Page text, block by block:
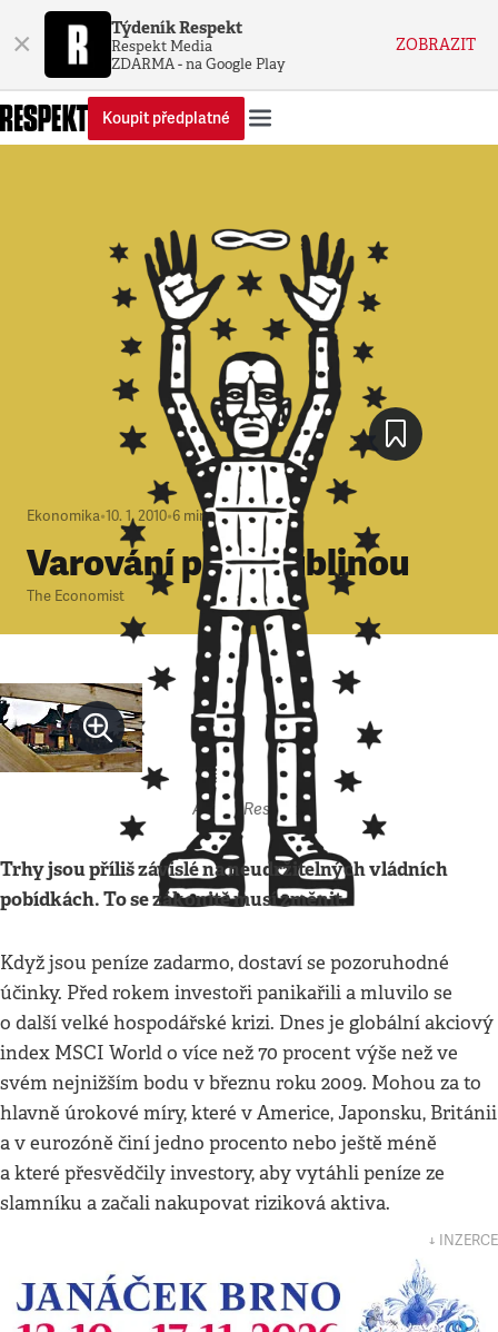
× Týdeník Respekt
Respekt Media
ZDARMA - na Google Play
ZOBRAZIT
Koupit předplatné
Ekonomika•10. 1. 2010•6 minut
Varování před bublinou
The Economist
Autor: Respekt
Trhy jsou příliš závislé na neudržitelných vládních
pobídkách. To se zákonitě musí změnit.
Když jsou peníze zadarmo, dostaví se pozoruhodné
účinky. Před rokem investoři panikařili a mluvilo se
o další velké hospodářské krizi. Dnes je globální akciový
index MSCI World o více než 70 procent výše než ve
svém nejnižším bodu v březnu roku 2009. Mohou za to
hlavně úrokové míry, které v Americe, Japonsku, Británii
a v eurozóně činí jedno procento nebo ještě méně
a které přesvědčily investory, aby vytáhli peníze ze
slamníku a začali nakupovat riziková aktiva.
↓ INZERCE